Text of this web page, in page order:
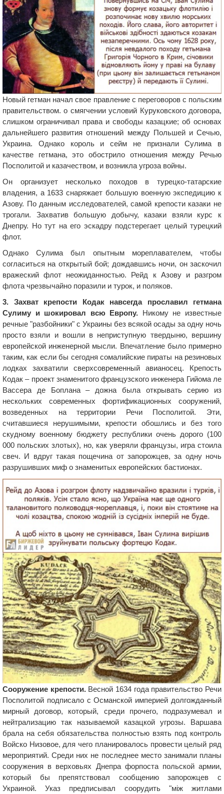
Новый гетман начал свое правление с переговоров с польским
правительством. о смягчении условий Куруковского договора,
слишком ограничивал права и свободы казацкие; об основах
дальнейшего развития отношений между Польшей и Сечью,
Украина. Однако король и сейм не признали Сулима в
качестве гетмана, это обострило отношения между Речью
Посполитой и казачеством, и возникла угроза войны.
Он организует несколько походов в турецко-татарские
владения, а 1633 снаряжает большую военную экспедицию к
Азову. По данным исследователей, самой крепости казаки не
трогали. Захватив большую добычу, казаки взяли курс к
Днепру. Но тут на его эскадру подстерегает целый турецкий
флот.
Однако Сулима был опытным мореплавателем, чтобы
согласиться на открытый бой; дождавшись ночи, он заскочил
вражеский флот неожиданностью. Рейд к Азову и разгром
флота чрезвычайно поразили и турок, и поляков.
3. Захват крепости Кодак навсегда прославил гетмана
Сулиму и шокировал всю Европу. Никому не известные
речные "разбойники" с Украины без всякой осады за одну ночь
просто взяли и вошли в неприступную твердыню, вершину
европейской инженерной мысли. Впечатление было примерно
таким, как если бы сегодня сомалийские пираты на резиновых
лодках захватили сверхсовременный авианосец. Крепость
Кодак – проект знаменитого французского инженера Гийома ле
Вассера де Боплана – дожна была открывать серию из
нескольких современных фортификационных сооружений,
возведенных на территории Речи Посполитой. Эти,
считавшиеся нерушимыми, крепости обошлись и без того
скудному военному бюджету республики очень дорого (100
000 польских злотых), но, как уверяли французы, игра стоила
свеч. И вдруг такая пощечина от запорожцев, за одну ночь
разрушивших миф о знаменитых европейских бастионах.
Сооружение крепости.Весной 1634 года правительство Речи
Посполитой подписало с Османской империей долгожданный
мирный договор, который, среди прочего, подразумевал и
нейтрализацию так называемой казацкой угрозы. Варшава
брала на себя обязательства полностью взять под контроль
Войско Низовое, для чего планировалось провести целый ряд
мероприятий. Среди них не последнее место занимали планы
сооружения в верховьях Днепра форпоста польской армии,
который бы препятствовал сообщению запорожцев с
Украиной. Указ предписывал соорудить "між житлами